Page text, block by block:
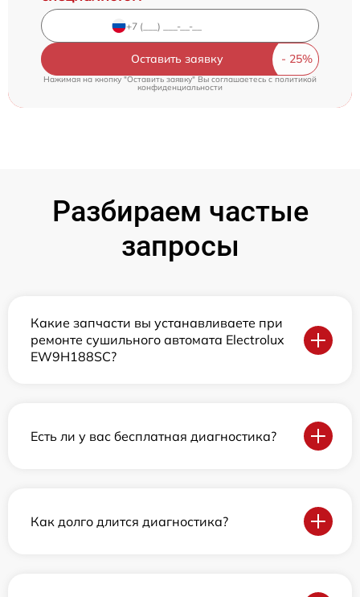
Оставить заявку
Нажимая на кнопку "Оставить заявку" Вы соглашаетесь cполитикой
конфиденциальности
Разбираем частые
запросы
Какие запчасти вы устанавливаете при
ремонте сушильного автомата Electrolux
EW9H188SC?
Есть ли у вас бесплатная диагностика?
Как долго длится диагностика?